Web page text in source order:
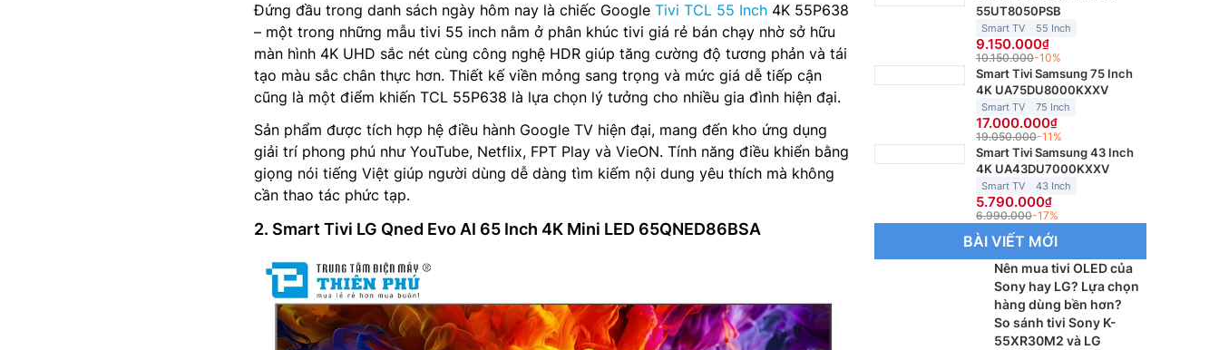
Đứng đầu trong danh sách ngày hôm nay là chiếc Google Tivi TCL 55 Inch 4K 55P638
– một trong những mẫu tivi 55 inch nằm ở phân khúc tivi giá rẻ bán chạy nhờ sở hữu
màn hình 4K UHD sắc nét cùng công nghệ HDR giúp tăng cường độ tương phản và tái
tạo màu sắc chân thực hơn. Thiết kế viền mỏng sang trọng và mức giá dễ tiếp cận
cũng là một điểm khiến TCL 55P638 là lựa chọn lý tưởng cho nhiều gia đình hiện đại.
Sản phẩm được tích hợp hệ điều hành Google TV hiện đại, mang đến kho ứng dụng
giải trí phong phú như YouTube, Netflix, FPT Play và VieON. Tính năng điều khiển bằng
giọng nói tiếng Việt giúp người dùng dễ dàng tìm kiếm nội dung yêu thích mà không
cần thao tác phức tạp.
2. Smart Tivi LG Qned Evo AI 65 Inch 4K Mini LED 65QNED86BSA
55UT8050PSB
Smart TV 55 Inch
9.150.000
10.150.000-10%
Smart Tivi Samsung 75 Inch
4K UA75DU8000KXXV
Smart TV 75 Inch
17.000.000
19.050.000-11%
Smart Tivi Samsung 43 Inch
4K UA43DU7000KXXV
Smart TV 43 Inch
5.790.000
6.990.000-17%
BÀI VIẾT MỚI
Nên mua tivi OLED của
Sony hay LG? Lựa chọn
hàng dùng bền hơn?
So sánh tivi Sony K-
55XR30M2 và LG